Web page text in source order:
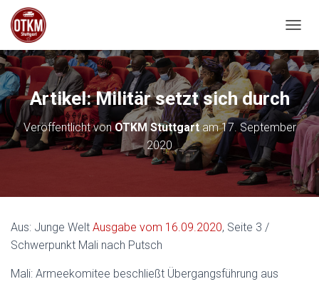
Artikel: Militär setzt sich durch
Veröffentlicht vonOTKM Stuttgartam17. September
2020
Aus: Junge Welt Ausgabe vom 16.09.2020, Seite 3 /
Schwerpunkt Mali nach Putsch
Mali: Armeekomitee beschließt Übergangsführung aus